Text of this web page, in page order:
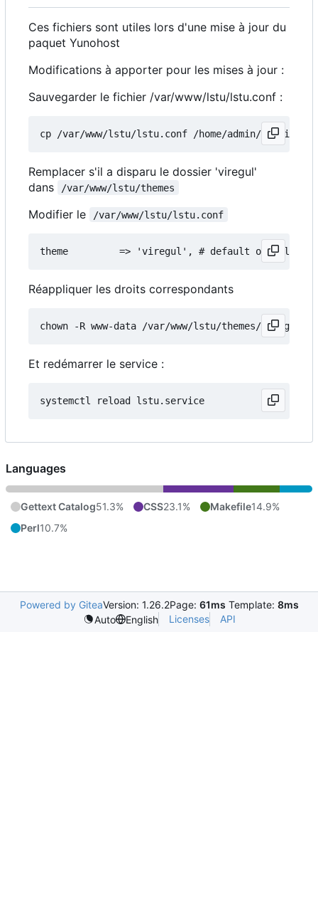
Ces fichiers sont utiles lors d'une mise à jour du
paquet Yunohost
Modifications à apporter pour les mises à jour :
Sauvegarder le fichier /var/www/lstu/lstu.conf :
Remplacer s'il a disparu le dossier 'viregul'
dans
/var/www/lstu/themes
Modifier le /var/www/lstu/lstu.conf
Réappliquer les droits correspondants
Et redémarrer le service :
Languages
Gettext Catalog51.3% CSS23.1% Makefile14.9%
Perl10.7%
Powered by GiteaVersion: 1.26.2Page: 61ms Template: 8ms
Auto
English Licenses API